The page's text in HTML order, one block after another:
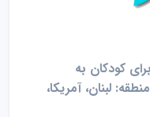
کودکان به
لبنان، آمریکا،